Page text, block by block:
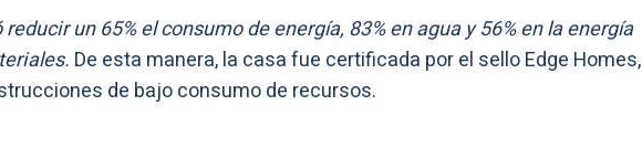
reducir un 65% el consumo de energía, 83% en agua y 56% en la energía
De esta manera, la casa fue certificada por el sello Edge Homes,
de bajo consumo de recursos.